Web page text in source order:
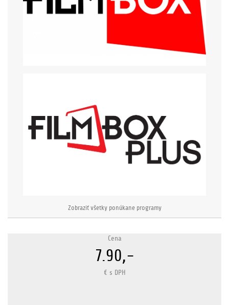
Zobraziť všetky ponúkane programy
Cena
7.90,-
€ s DPH